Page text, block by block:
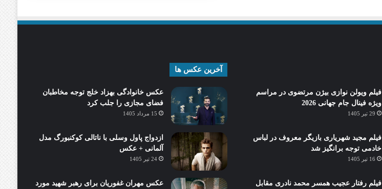
فیلم ویولن نوازی بیژن مرتضوی در مراسم
ویژه فینال جام جهانی 2026
29 تیر 1405
فیلم مجید شهریاری بازیگر معروف در لباس
خادمی توجه برانگیز شد
16 تیر 1405
فیلم رفتار عجیب همسر محمد نادری مقابل
آخرین عکس ها
عکس خانوادگی بهزاد خلج توجه مخاطبان
فضای مجازی را جلب کرد
15 مرداد 1405
ازدواج پاول وسلی با ناتالی کوکنبورگ مدل
آلمانی + عکس
24 تیر 1405
عکس مهران غفوریان برای رهبر شهید مورد